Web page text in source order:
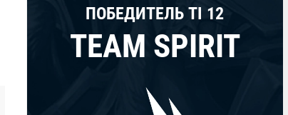
ПОБЕДИТЕЛЬ TI 12
TEAM SPIRIT